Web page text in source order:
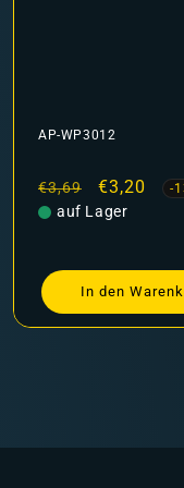
AK1009
Normaler
Preis
€11,50
auf Lager
In den